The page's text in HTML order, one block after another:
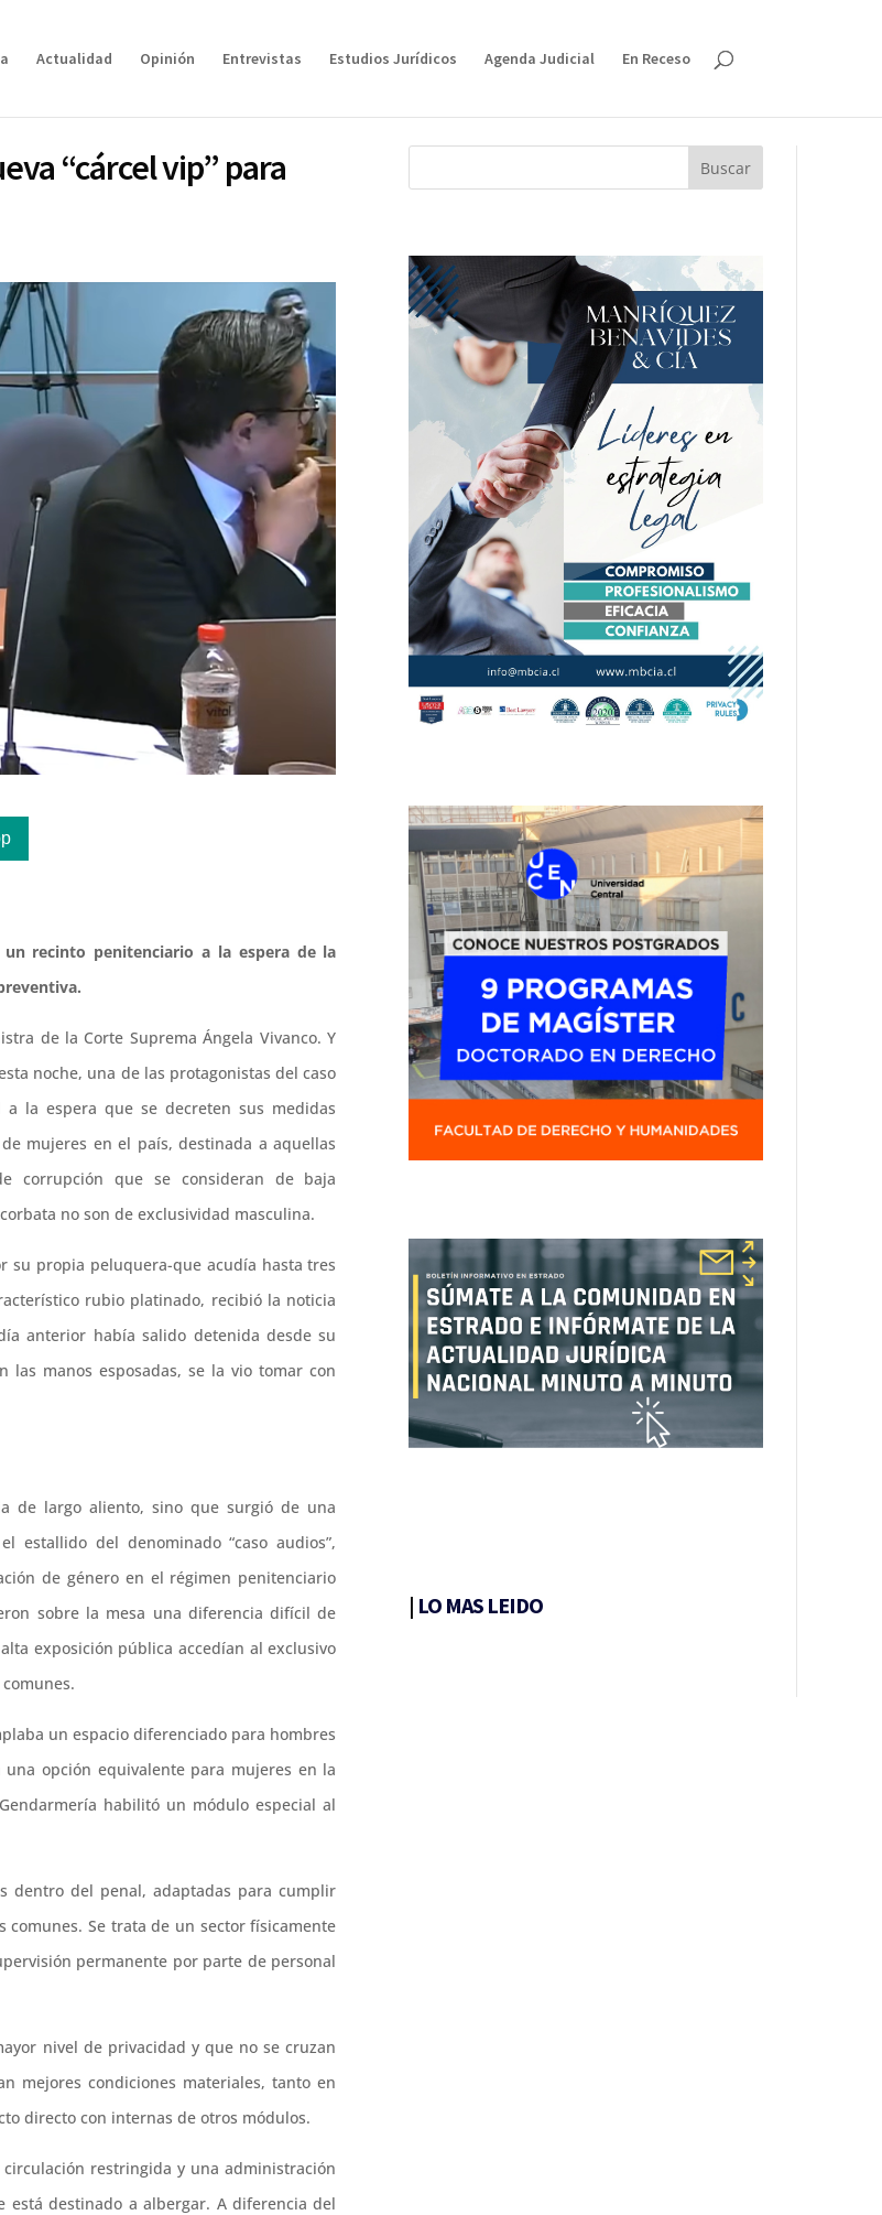
Actualidad Opinión Entrevistas Estudios Jurídicos Agenda Judicial En Receso
“cárcel vip” para
recinto penitenciario a la espera de la
de la Corte Suprema Ángela Vivanco. Y
noche, una de las protagonistas del caso
la espera que se decreten sus medidas
mujeres en el país, destinada a aquellas
corrupción que se consideran de baja
no son de exclusividad masculina.
su propia peluquera-que acudía hasta tres
rubio platinado, recibió la noticia
anterior había salido detenida desde su
manos esposadas, se la vio tomar con
de largo aliento, sino que surgió de una
estallido del denominado “caso audios”,
de género en el régimen penitenciario
sobre la mesa una diferencia difícil de
exposición pública accedían al exclusivo
un espacio diferenciado para hombres
opción equivalente para mujeres en la
habilitó un módulo especial al
dentro del penal, adaptadas para cumplir
Se trata de un sector físicamente
permanente por parte de personal
nivel de privacidad y que no se cruzan
mejores condiciones materiales, tanto en
directo con internas de otros módulos.
restringida y una administración
destinado a albergar. A diferencia del
| LO MAS LEIDO